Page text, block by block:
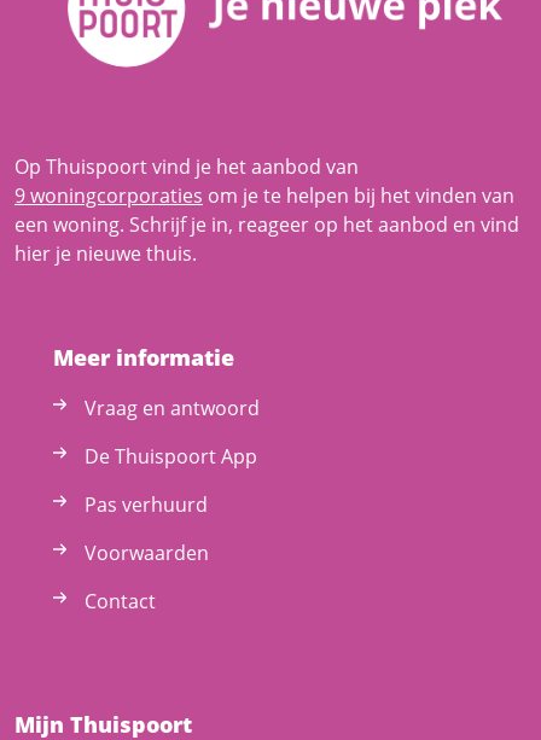
Op Thuispoort vind je het aanbod van
9 woningcorporaties om je te helpen bij het vinden van
een woning. Schrijf je in, reageer op het aanbod en vind
hier je nieuwe thuis.
Meer informatie
Vraag en antwoord
De Thuispoort App
Pas verhuurd
Voorwaarden
Contact
Mijn Thuispoort